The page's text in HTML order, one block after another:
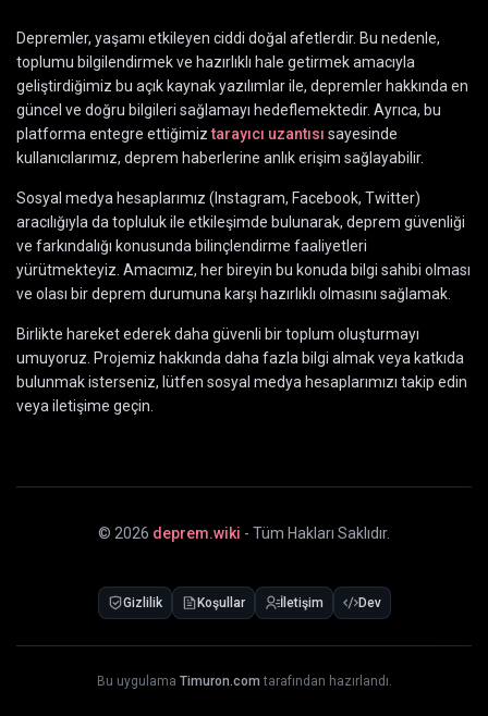
Depremler, yaşamı etkileyen ciddi doğal afetlerdir. Bu nedenle,
toplumu bilgilendirmek ve hazırlıklı hale getirmek amacıyla
geliştirdiğimiz bu açık kaynak yazılımlar ile, depremler hakkında en
güncel ve doğru bilgileri sağlamayı hedeflemektedir. Ayrıca, bu
platforma entegre ettiğimiz tarayıcı uzantısı sayesinde
kullanıcılarımız, deprem haberlerine anlık erişim sağlayabilir.
Sosyal medya hesaplarımız (Instagram, Facebook, Twitter)
aracılığıyla da topluluk ile etkileşimde bulunarak, deprem güvenliği
ve farkındalığı konusunda bilinçlendirme faaliyetleri
yürütmekteyiz. Amacımız, her bireyin bu konuda bilgi sahibi olması
ve olası bir deprem durumuna karşı hazırlıklı olmasını sağlamak.
Birlikte hareket ederek daha güvenli bir toplum oluşturmayı
umuyoruz. Projemiz hakkında daha fazla bilgi almak veya katkıda
bulunmak isterseniz, lütfen sosyal medya hesaplarımızı takip edin
veya iletişime geçin.
© 2026 deprem.wiki - Tüm Hakları Saklıdır.
Gizlilik Koşullar İletişim Dev
Bu uygulama Timuron.com tarafından hazırlandı.